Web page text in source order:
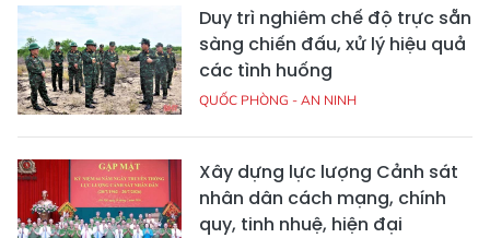
Duy trì nghiêm chế độ trực sẵn
sàng chiến đấu, xử lý hiệu quả
các tình huống
QUỐC PHÒNG - AN NINH
Xây dựng lực lượng Cảnh sát
nhân dân cách mạng, chính
quy, tinh nhuệ, hiện đại